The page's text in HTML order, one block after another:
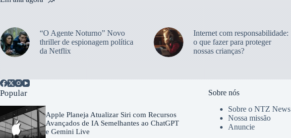
“O Agente Noturno” Novo
thriller de espionagem política
da Netflix
Internet com responsabilidade:
o que fazer para proteger
nossas crianças?
Popular
Apple Planeja Atualizar Siri com Recursos
Avançados de IA Semelhantes ao ChatGPT
e Gemini Live
Sobre nós
Sobre o NTZ News
Nossa missão
Anuncie